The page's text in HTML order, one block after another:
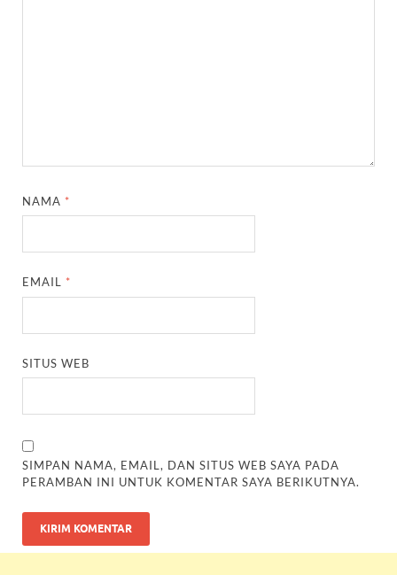
NAMA *
EMAIL *
SITUS WEB
SIMPAN NAMA, EMAIL, DAN SITUS WEB SAYA PADA
PERAMBAN INI UNTUK KOMENTAR SAYA BERIKUTNYA.